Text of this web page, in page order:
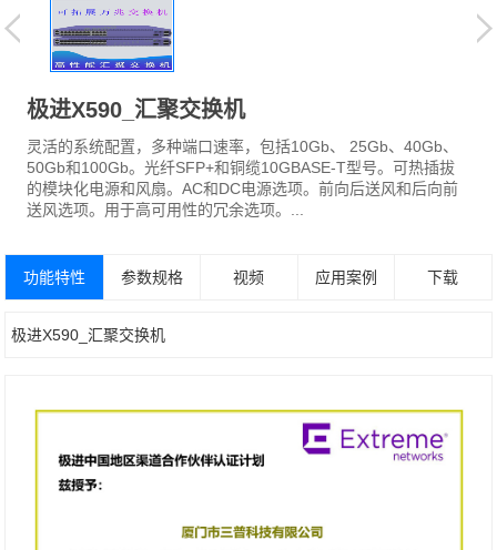
极进X590_汇聚交换机
灵活的系统配置，多种端口速率，包括10Gb、 25Gb、40Gb、
50Gb和100Gb。光纤SFP+和铜缆10GBASE-T型号。可热插拔
的模块化电源和风扇。AC和DC电源选项。前向后送风和后向前
送风选项。用于高可用性的冗余选项。...
功能特性 参数规格 视频 应用案例 下载
极进X590_汇聚交换机